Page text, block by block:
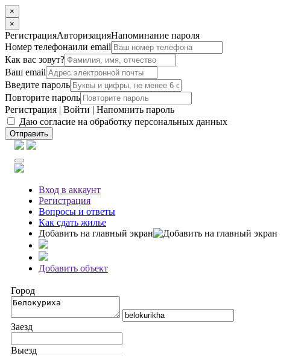
×
×
РегистрацияАвторизацияНапоминание пароля
Номер телефонаили email
Как вас зовут?
Ваш email
Введите пароль
Повторите пароль
Регистрация | Войти | Напомнить пароль
Даю согласие на обработку персональных данных
Отправить
Вход в аккаунт
Регистрация
Вопросы и ответы
Как сдать жилье
Добавить на главный экран
Добавить объект
Город
Заезд
Выезд